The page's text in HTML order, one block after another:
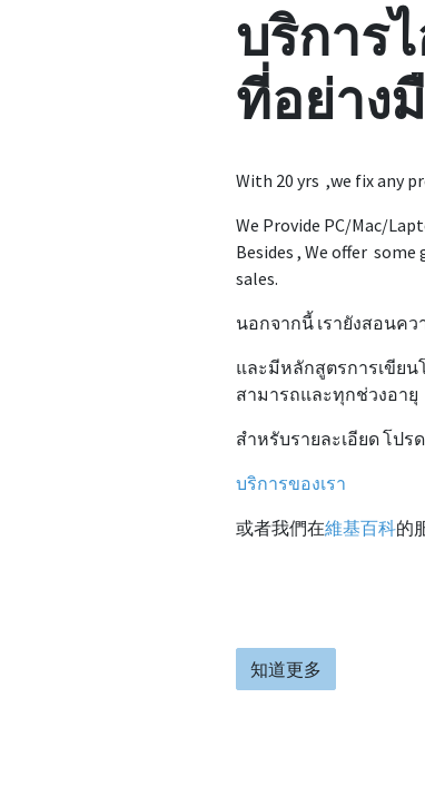
บริการ
ที่อย่าง
With 20 yrs ,we fix any
We Provide PC/Mac/
Besides , We offer
sales.
นอกจากนี้ เรายังสอนค
และมีหลักสูตรการเขีย
สามารถและทุกช่วงอายุ
สำหรับรายละเอียด โป
บริการของเรา
或者我們在維基百科的
知道更多